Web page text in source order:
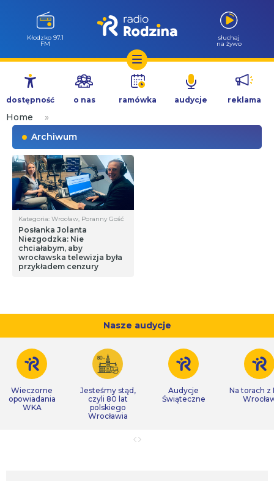
Przejdź
treści
Kłodzko 97.1
FM
słuchaj
na żywo
dostępność o nas ramówka audycje reklama
Home
»
Archiwum
Kategoria: Wrocław, Poranny Gość
Posłanka Jolanta
Niezgodzka: Nie
chciałabym, aby
wrocławska telewizja była
przykładem cenzury
Nasze audycje
Wieczorne
opowiadania
WKA
Jesteśmy stąd,
czyli 80 lat
polskiego
Wrocławia
Audycje
Świąteczne
Na torach z